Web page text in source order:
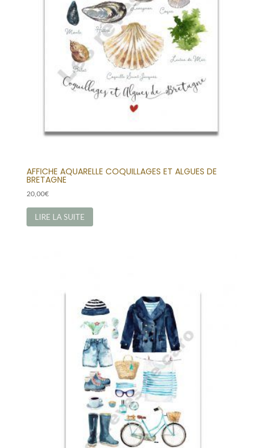
AFFICHE AQUARELLE COQUILLAGES ET ALGUES DE
BRETAGNE
20,00€
LIRE LA SUITE